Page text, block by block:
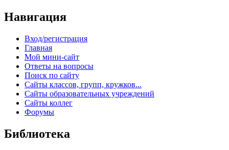
Навигация
Вход/регистрация
Главная
Мой мини-сайт
Ответы на вопросы
Поиск по сайту
Сайты классов, групп, кружков...
Сайты образовательных учреждений
Сайты коллег
Форумы
Библиотека